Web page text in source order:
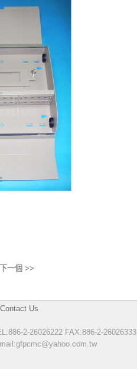
下一個 >>
Contact Us
2-26026222 FAX:886-2-26026333